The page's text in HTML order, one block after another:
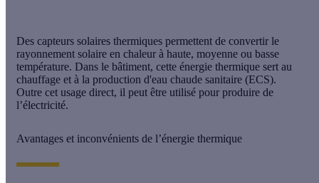
Des capteurs solaires thermiques permettent de convertir le
rayonnement solaire en chaleur à haute, moyenne ou basse
température. Dans le bâtiment, cette énergie thermique sert au
chauffage et à la production d'eau chaude sanitaire (ECS).
Outre cet usage direct, il peut être utilisé pour produire de
l’électricité.
Avantages et inconvénients de l’énergie thermique